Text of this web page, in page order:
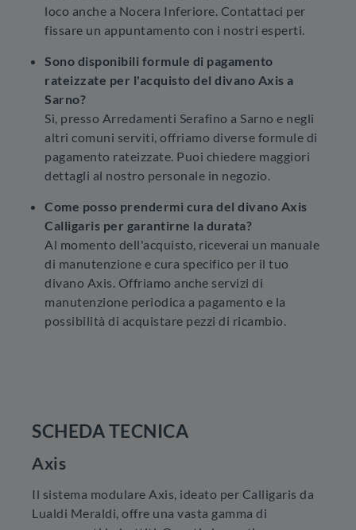
loco anche a Nocera Inferiore. Contattaci per
fissare un appuntamento con i nostri esperti.
Sono disponibili formule di pagamento
rateizzate per l'acquisto del divano Axis a
Sarno?
Sì, presso Arredamenti Serafino a Sarno e negli
altri comuni serviti, offriamo diverse formule di
pagamento rateizzate. Puoi chiedere maggiori
dettagli al nostro personale in negozio.
Come posso prendermi cura del divano Axis
Calligaris per garantirne la durata?
Al momento dell'acquisto, riceverai un manuale
di manutenzione e cura specifico per il tuo
divano Axis. Offriamo anche servizi di
manutenzione periodica a pagamento e la
possibilità di acquistare pezzi di ricambio.
SCHEDA TECNICA
Axis
Il sistema modulare Axis, ideato per Calligaris da
Lualdi Meraldi, offre una vasta gamma di